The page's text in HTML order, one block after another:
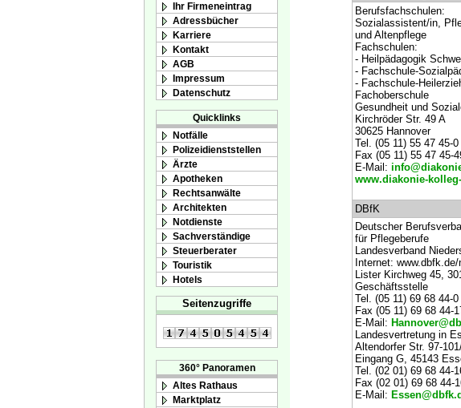
Ihr Firmeneintrag
Adressbücher
Karriere
Kontakt
AGB
Impressum
Datenschutz
Quicklinks
Notfälle
Polizeidienststellen
Ärzte
Apotheken
Rechtsanwälte
Architekten
Notdienste
Sachverständige
Steuerberater
Touristik
Hotels
Seitenzugriffe
360° Panoramen
Altes Rathaus
Marktplatz
Berufsfachschulen:
Sozialassistent/in,
und Altenpflege
Fachschulen:
- Heilpädagogik
- Fachschule-
- Fachschule-
Fachoberschule
Gesundheit und
Kirchröder Str. 49 A
30625 Hannover
Tel. (05 11) 55 47 45-0
Fax (05 11) 55 47 45-
E-Mail:
www.diakonie-
DBfK
Deutscher
für Pflegeberufe
Landesverband
Internet: www.dbfk.de/
Lister Kirchweg 45,
Geschäftsstelle
Tel. (05 11) 69 68 44-0
Fax (05 11) 69 68 44-
E-Mail:
Landesvertretung in
Altendorfer Str. 97-
Eingang G, 45143
Tel. (02 01) 69 68 44-
Fax (02 01) 69 68 44-
E-Mail: